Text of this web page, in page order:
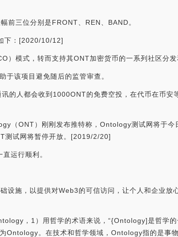
前三位分别是FRONT、REN、BAND。
下：[2020/10/12]
模式，转而支持其ONT加密货币的一系列社区分发
于该项目避免随后的监管审查。
的人都会收到1000ONT的免费空投，在代币在币安
（ONT）刚刚发布推特称，Ontology测试网将于今
测试网将暂停开放。[2019/2/20]
运行顺利。
施，以提供对Web3的可信访问，让个人和企业放
，1）用哲学的术语来说，“{Ontology]是哲学
Ontology。在技术和哲学领域，Ontology指的是事